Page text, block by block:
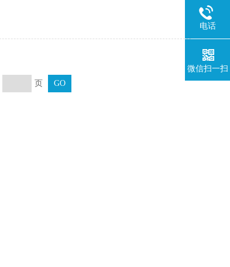
页
电话
微信扫一扫